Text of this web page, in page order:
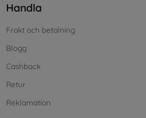
Handla
Frakt och betalning
Blogg
Cashback
Retur
Reklamation